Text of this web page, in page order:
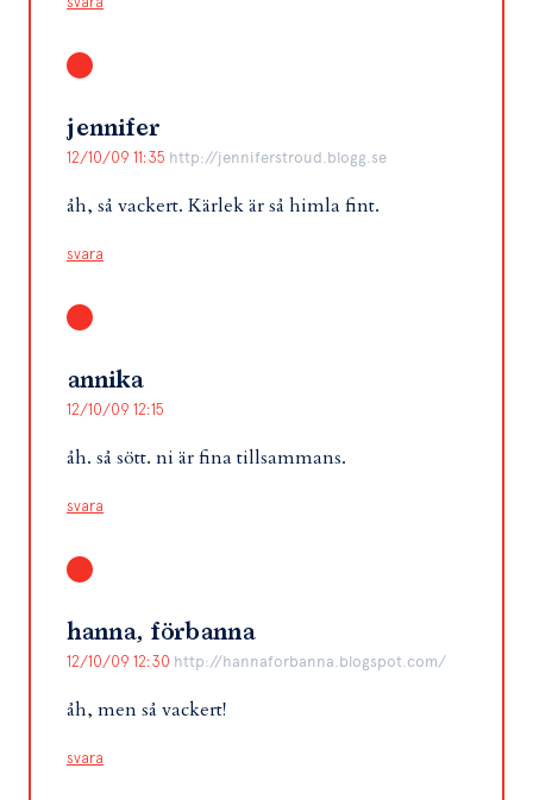
jennifer
12/10/09 11:35 http://jenniferstroud.blogg.se
åh, så vackert. Kärlek är så himla fint.
svara
annika
12/10/09 12:15
åh. så sött. ni är fina tillsammans.
svara
hanna, förbanna
12/10/09 12:30 http://hannaforbanna.blogspot.com/
åh, men så vackert!
svara